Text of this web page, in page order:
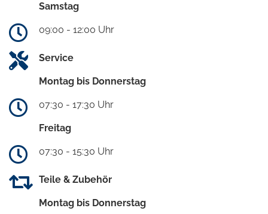
Samstag
09:00 - 12:00 Uhr
Service
Montag bis Donnerstag
07:30 - 17:30 Uhr
Freitag
07:30 - 15:30 Uhr
Teile & Zubehör
Montag bis Donnerstag